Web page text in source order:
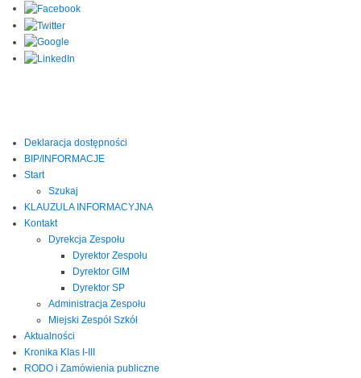
Deklaracja dostępności
BIP/INFORMACJE
Start
Szukaj
KLAUZULA INFORMACYJNA
Kontakt
Dyrekcja Zespołu
Dyrektor Zespołu
Dyrektor GIM
Dyrektor SP
Administracja Zespołu
Miejski Zespół Szkół
Aktualności
Kronika Klas I-III
RODO i Zamówienia publiczne